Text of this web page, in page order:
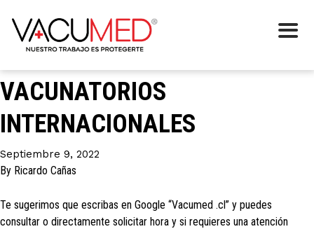
Etiqueta:Vacunatorios
Internacionales
VACUNATORIOS
INTERNACIONALES
Septiembre 9, 2022
By Ricardo Cañas
Te sugerimos que escribas en Google “Vacumed .cl” y puedes
consultar o directamente solicitar hora y si requieres una atención